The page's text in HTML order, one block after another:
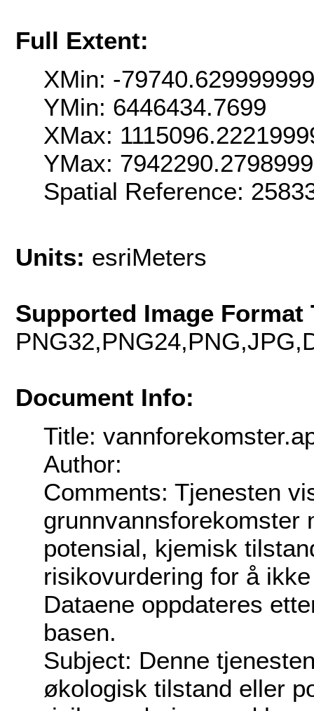
Full Extent:
XMin: -
YMin: 6446434.7699
XMax:
YMax:
Spatial Reference:
Units: esriMeters
Supported Image Format
Document Info:
Title:
Author:
Comments: Tjenesten
grunnvannsforekomster
potensial, kjemisk
risikovurdering for å
Dataene oppdateres
basen.
Subject: Denne
økologisk tilstand eller